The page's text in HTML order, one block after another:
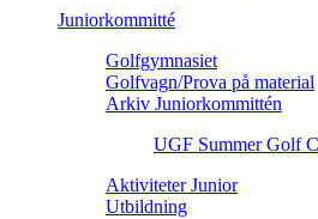
Juniorkommitté
Golfgymnasiet
Golfvagn/Prova på material
Arkiv Juniorkommittén
UGF Summer Golf
Aktiviteter Junior
Utbildning